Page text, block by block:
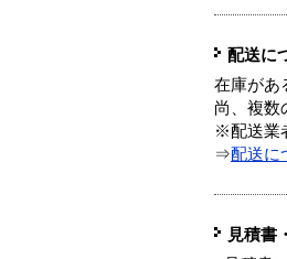
配送に
在庫があ
尚、複数
※配送業
⇒配送に
見積書